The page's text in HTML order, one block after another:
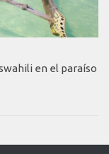
en el paraíso